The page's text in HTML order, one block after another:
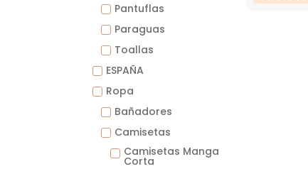
Pantuflas
Paraguas
Toallas
ESPAÑA
Ropa
Bañadores
Camisetas
Camisetas Manga
Corta